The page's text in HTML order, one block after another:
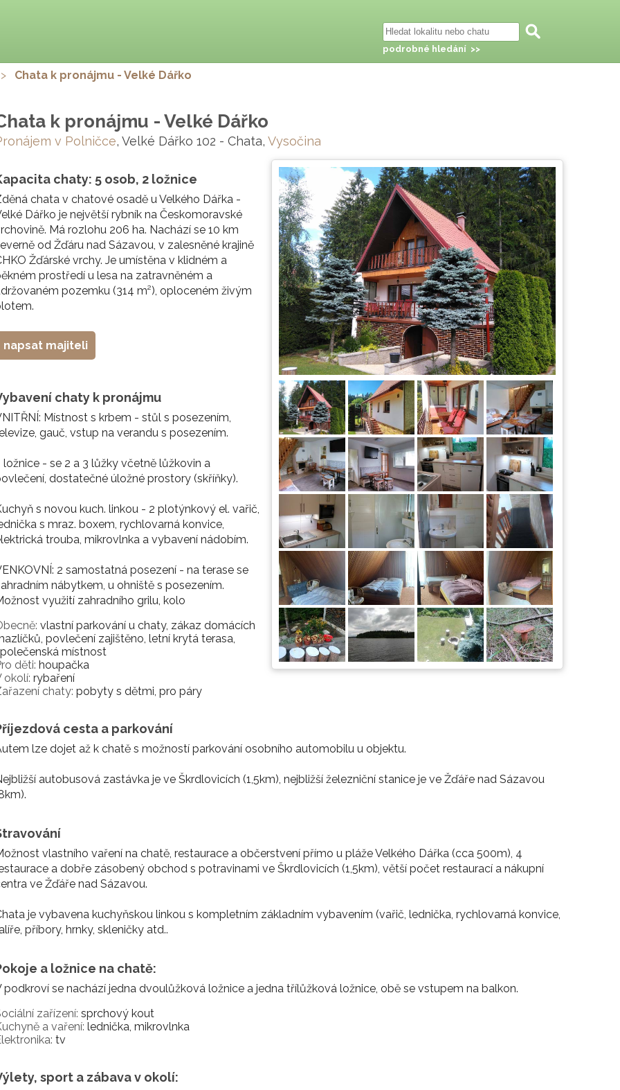
Chata k pronájmu - Velké Dářko
k pronájmu - Velké Dářko
v Polničce, Velké Dářko 102 - Chata, Vysočina
chaty: 5 osob, 2 ložnice
chata v chatové osadě u Velkého Dářka -
Dářko je největší rybník na Českomoravské
Má rozlohu 206 ha. Nachází se 10 km
od Žďáru nad Sázavou, v zalesněné krajině
Žďárské vrchy. Je umístěna v klidném a
prostředí u lesa na zatravněném a
pozemku (314 m²), oploceném živým
napsat majiteli
chaty k pronájmu
Místnost s krbem - stůl s posezením,
gauč, vstup na verandu s posezením.
ložnice - se 2 a 3 lůžky včetně lůžkovin a
dostatečné úložné prostory (skříňky).
s novou kuch. linkou - 2 plotýnkový el. vařič,
s mraz. boxem, rychlovarná konvice,
trouba, mikrovlnka a vybavení nádobím.
2 samostatná posezení - na terase se
nábytkem, u ohniště s posezením.
využití zahradního grilu, kolo
vlastní parkování u chaty, zákaz domácích
povlečení zajištěno, letní krytá terasa,
místnost
děti: houpačka
okolí: rybaření
chaty: pobyty s dětmi, pro páry
cesta a parkování
lze dojet až k chatě s možností parkování osobního automobilu u objektu.
autobusová zastávka je ve Škrdlovicích (1,5km), nejbližší železniční stanice je ve Žďáře nad Sázavou
vlastního vaření na chatě, restaurace a občerstvení přímo u pláže Velkého Dářka (cca 500m), 4
a dobře zásobený obchod s potravinami ve Škrdlovicích (1,5km), větší počet restaurací a nákupní
ve Žďáře nad Sázavou.
je vybavena kuchyňskou linkou s kompletním základním vybavením (vařič, lednička, rychlovarná konvice,
příbory, hrnky, skleničky atd..
a ložnice na chatě:
podkroví se nachází jedna dvoulůžková ložnice a jedna třílůžková ložnice, obě se vstupem na balkon.
zařízení: sprchový kout
a vaření: lednička, mikrovlnka
tv
sport a zábava v okolí:
podrobné hledání >>